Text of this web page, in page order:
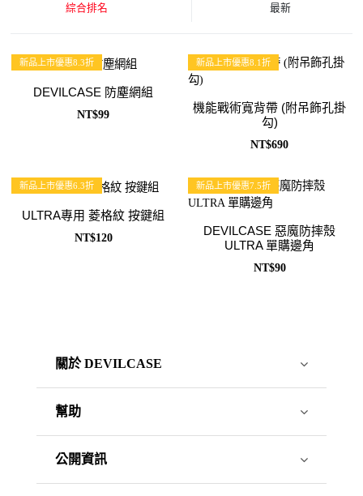
綜合排名 最新
新品上市優惠8.3折
DEVILCASE 防塵網組
NT$99
新品上市優惠8.1折
機能戰術寬背帶 (附吊飾孔掛
勾)
NT$690
新品上市優惠6.3折
ULTRA專用 菱格紋 按鍵組
NT$120
新品上市優惠7.5折
DEVILCASE 惡魔防摔殼
ULTRA 單購邊角
NT$90
關於 DEVILCASE
幫助
公開資訊